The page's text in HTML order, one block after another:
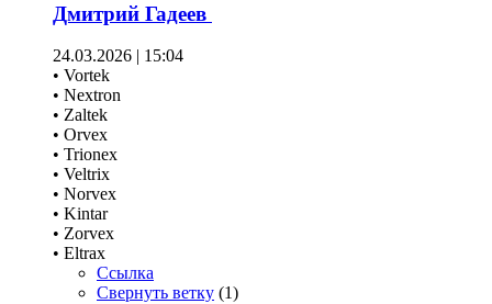
Дмитрий Гадеев
24.03.2026 | 15:04
• Vortek
• Nextron
• Zaltek
• Orvex
• Trionex
• Veltrix
• Norvex
• Kintar
• Zorvex
• Eltrax
Ссылка
Свернуть ветку (1)